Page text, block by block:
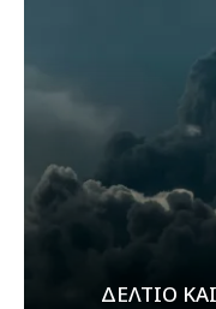
ΔΕΛΤΙΟ